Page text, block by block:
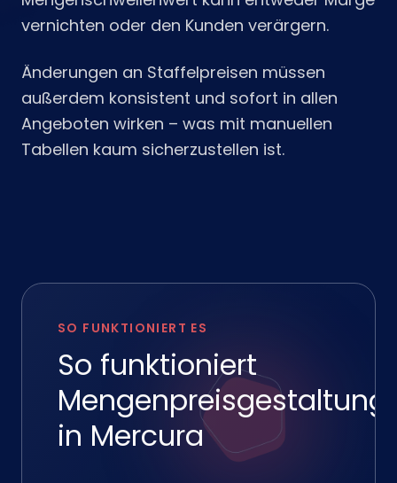
vernichten oder den Kunden verärgern.
Änderungen an Staffelpreisen müssen
außerdem konsistent und sofort in allen
Angeboten wirken – was mit manuellen
Tabellen kaum sicherzustellen ist.
SO FUNKTIONIERT ES
So funktioniert
Mengenpreisgestaltung
in Mercura